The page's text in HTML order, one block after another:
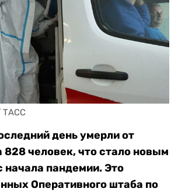
ТАСС
день умерли от
828 человек, что стало новым
пандемии. Это
Оперативного штаба по